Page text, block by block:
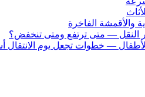
والأقمشة الفاخرة
النقل — متى ترتفع ومتى تنخفض؟
— خطوات تجعل يوم الانتقال